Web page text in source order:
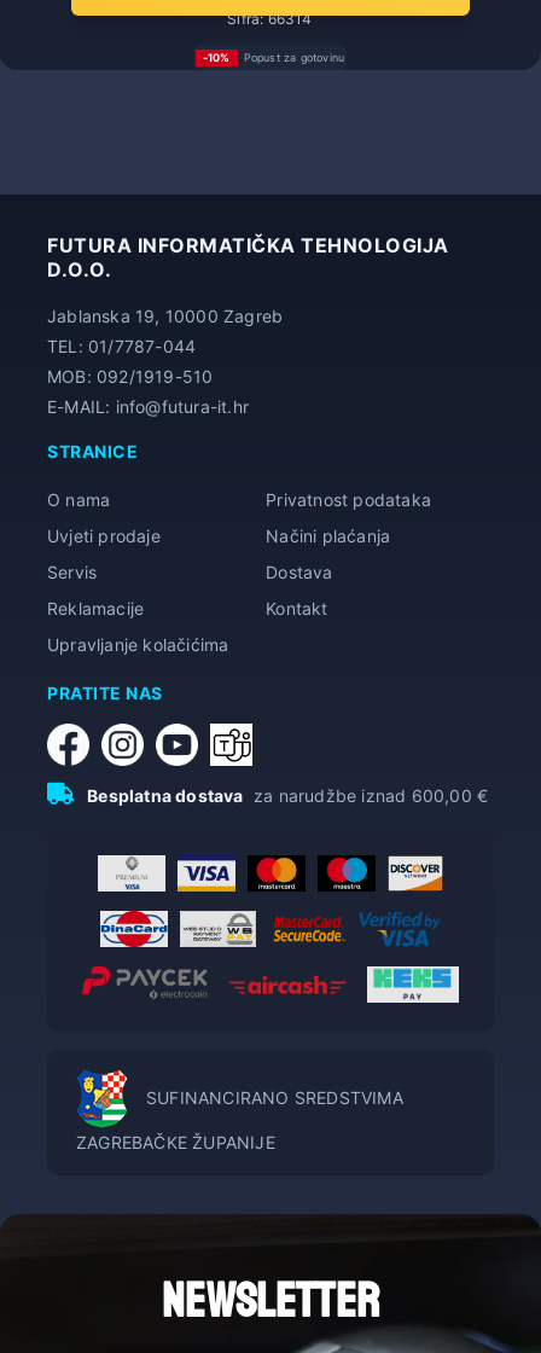
Šifra: 66314
-10% Popust za gotovinu
10,00 €
FUTURA INFORMATIČKA TEHNOLOGIJA
D.O.O.
Jablanska 19, 10000 Zagreb
TEL: 01/7787-044
MOB: 092/1919-510
E-MAIL: info@futura-it.hr
STRANICE
O nama
Privatnost podataka
Uvjeti prodaje
Načini plaćanja
Servis
Dostava
Reklamacije
Kontakt
Upravljanje kolačićima
PRATITE NAS
Besplatna dostava za narudžbe iznad 600,00 €
SUFINANCIRANO SREDSTVIMA
ZAGREBAČKE ŽUPANIJE
NEWSLETTER